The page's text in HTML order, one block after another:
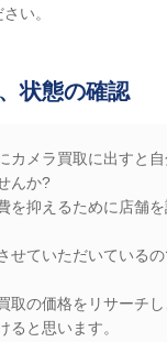
い。
状態の確認
カメラ買取に出すと
んか?
を抑えるために店舗
ていただいている
取の価格をリサーチ
と思います。